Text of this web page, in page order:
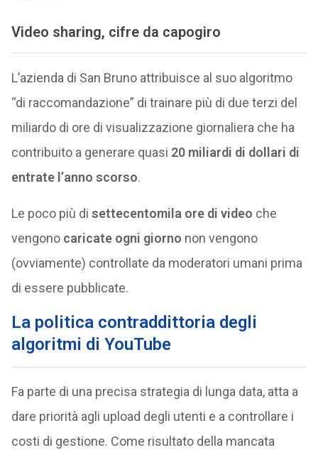
Video sharing, cifre da capogiro
L’azienda di San Bruno attribuisce al suo algoritmo
“di raccomandazione” di trainare più di due terzi del
miliardo di ore di visualizzazione giornaliera che ha
contribuito a generare quasi 20 miliardi di dollari di
entrate l’anno scorso.
Le poco più di settecentomila ore di video che
vengono caricate ogni giorno non vengono
(ovviamente) controllate da moderatori umani prima
di essere pubblicate.
La politica contraddittoria degli
algoritmi di YouTube
Fa parte di una precisa strategia di lunga data, atta a
dare priorità agli upload degli utenti e a controllare i
costi di gestione. Come risultato della mancata